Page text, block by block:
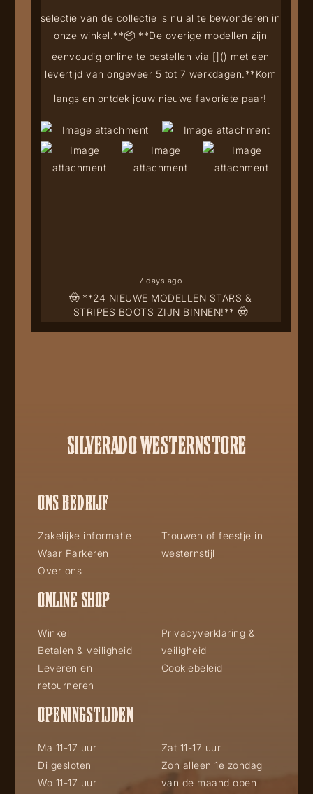
🤠 **24 NIEUWE MODELLEN STARS &
STRIPES BOOTS ZIJN BINNEN!** 🤠
selectie van de collectie is nu al te bewonderen in
onze winkel.**📦 **De overige modellen zijn
eenvoudig online te bestellen via []() met een
levertijd van ongeveer 5 tot 7 werkdagen.**Kom
langs en ontdek jouw nieuwe favoriete paar!
7 days ago
SILVERADO WESTERNSTORE
ONS BEDRIJF
Zakelijke informatie
Waar Parkeren
Over ons
Trouwen of feestje in
westernstijl
ONLINE SHOP
Winkel
Betalen & veiligheid
Leveren en
retourneren
Privacyverklaring &
veiligheid
Cookiebeleid
OPENINGSTIJDEN
Ma 11-17 uur
Di gesloten
Wo 11-17 uur
Zat 11-17 uur
Zon alleen 1e zondag
van de maand open